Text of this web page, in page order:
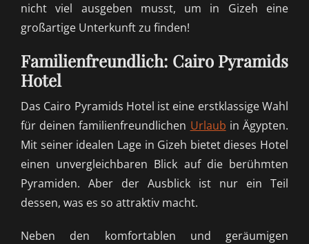
nicht viel ausgeben musst, um in Gizeh eine
großartige Unterkunft zu finden!
Familienfreundlich: Cairo Pyramids
Hotel
Das Cairo Pyramids Hotel ist eine erstklassige Wahl
für deinen familienfreundlichen Urlaub in Ägypten.
Mit seiner idealen Lage in Gizeh bietet dieses Hotel
einen unvergleichbaren Blick auf die berühmten
Pyramiden. Aber der Ausblick ist nur ein Teil
dessen, was es so attraktiv macht.
Neben den komfortablen und geräumigen